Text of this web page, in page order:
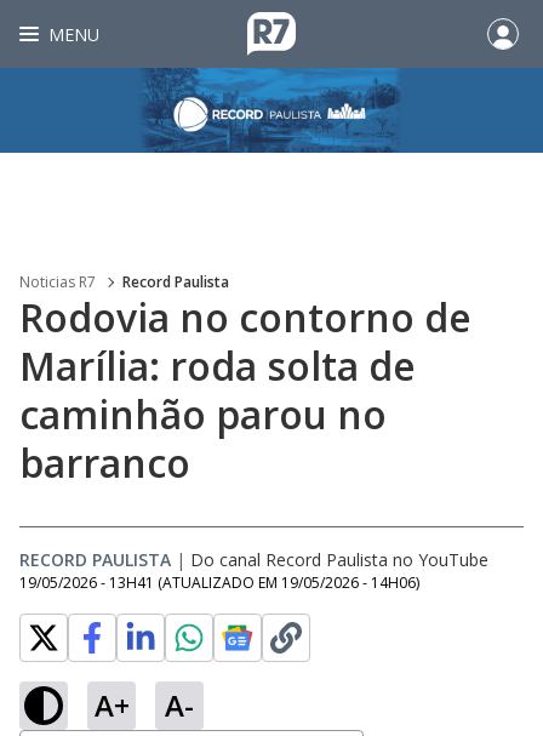
MENU
Noticias R7 Record Paulista
Rodovia no contorno de
Marília: roda solta de
caminhão parou no
barranco
RECORD PAULISTA | Do canal Record Paulista no YouTube
19/05/2026 - 13H41 (ATUALIZADO EM 19/05/2026 - 14H06)
A+ A-